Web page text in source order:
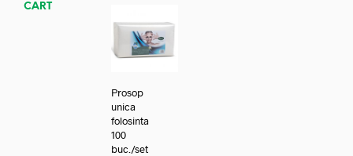
CART
Prosop
unica
folosinta
100
buc./set